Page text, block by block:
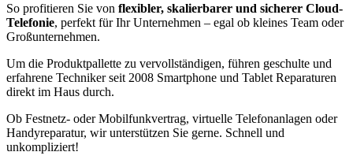
So profitieren Sie von flexibler, skalierbarer und sicherer Cloud-
Telefonie, perfekt für Ihr Unternehmen – egal ob kleines Team oder
Großunternehmen.
Um die Produktpallette zu vervollständigen, führen geschulte und
erfahrene Techniker seit 2008 Smartphone und Tablet Reparaturen
direkt im Haus durch.
Ob Festnetz- oder Mobilfunkvertrag, virtuelle Telefonanlagen oder
Handyreparatur, wir unterstützen Sie gerne. Schnell und
unkompliziert!